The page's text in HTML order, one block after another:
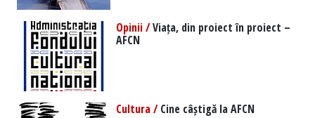
Opinii /Viața, din proiect în proiect –
AFCN
Cultura /Cine câștigă la AFCN